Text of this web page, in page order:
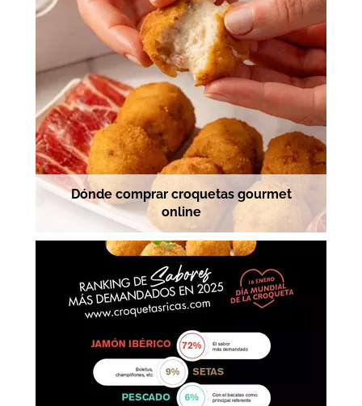
Dónde comprar croquetas gourmet
online